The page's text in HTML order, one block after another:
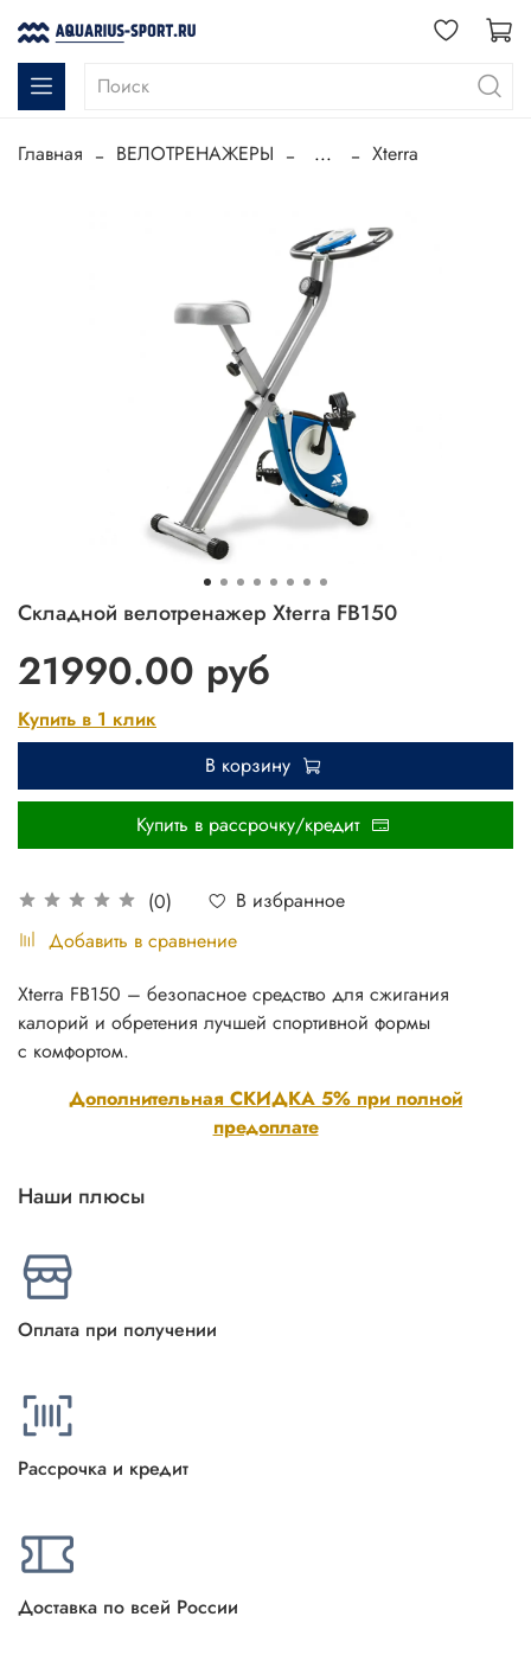
Главная ВЕЛОТРЕНАЖЕРЫ ... Xterra
Складной велотренажер Xterra FB150
(0)
В избранное
Добавить в сравнение
21990.00 руб
Купить в 1 клик
В корзину
Купить в рассрочку/кредит
Дополнительная СКИДКА 5% при полной
предоплате
Xterra FB150 – безопасное средство для сжигания
калорий и обретения лучшей спортивной формы
с комфортом.
Наши плюсы
Оплата при получении
Рассрочка и кредит
Доставка по всей России